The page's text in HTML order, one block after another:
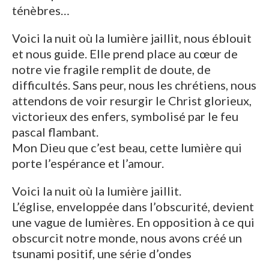
ténèbres…
Voici la nuit où la lumière jaillit, nous éblouit
et nous guide. Elle prend place au cœur de
notre vie fragile remplit de doute, de
difficultés. Sans peur, nous les chrétiens, nous
attendons de voir resurgir le Christ glorieux,
victorieux des enfers, symbolisé par le feu
pascal flambant.
Mon Dieu que c’est beau, cette lumière qui
porte l’espérance et l’amour.
Voici la nuit où la lumière jaillit.
L’église, enveloppée dans l’obscurité, devient
une vague de lumières. En opposition à ce qui
obscurcit notre monde, nous avons créé un
tsunami positif, une série d’ondes